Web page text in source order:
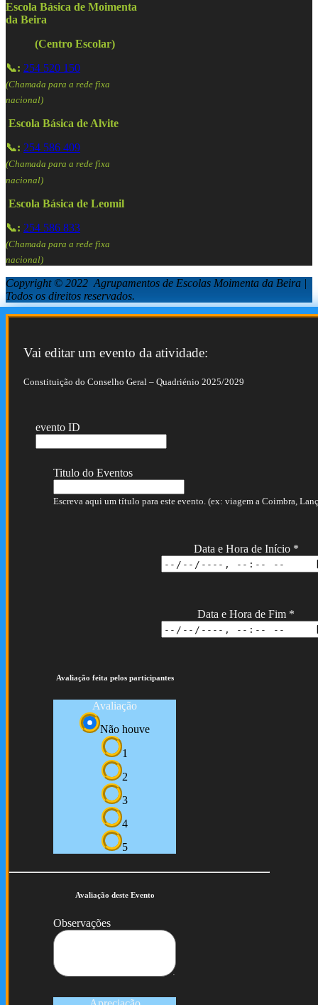
Escola Básica de Moimenta
da Beira
(Centro Escolar)
📞: 254 520 150
(Chamada para a rede fixa
nacional)
Escola Básica de Alvite
📞: 254 586 409
(Chamada para a rede fixa
nacional)
Escola Básica de Leomil
📞: 254 586 833
(Chamada para a rede fixa
nacional)
Copyright © 2022 Agrupamentos de Escolas Moimenta da Beira |
Todos os direitos reservados.
Vai editar um evento da atividade:
Constituição do Conselho Geral – Quadriénio 2025/2029
evento ID
Titulo do Eventos
Escreva aqui um título para este evento. (ex: viagem a Coimbra,
Data e Hora de Início *
Data e Hora de Fim *
Avaliação feita pelos participantes
Avaliação
Não houve
1
2
3
4
5
Avaliação deste Evento
Observações